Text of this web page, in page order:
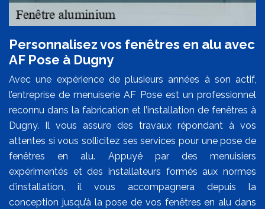
Personnalisez vos fenêtres en alu avec
AF Pose à Dugny
Avec une expérience de plusieurs années à son actif,
l’entreprise de menuiserie AF Pose est un professionnel
reconnu dans la fabrication et l’installation de fenêtres à
Dugny. Il vous assure des travaux répondant à vos
attentes si vous sollicitez ses services pour une pose de
fenêtres en alu. Appuyé par des menuisiers
expérimentés et des installateurs formés aux normes
d’installation, il vous accompagnera depuis la
conception jusqu’à la pose de vos fenêtres en alu dans